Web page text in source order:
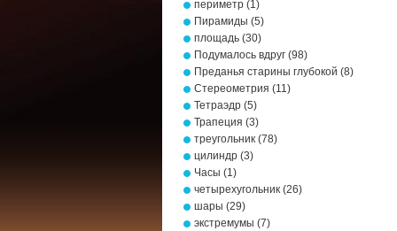
периметр (1)
Пирамиды (5)
площадь (30)
Подумалось вдруг (98)
Преданья старины глубокой (8)
Стереометрия (11)
Тетраэдр (5)
Трапеция (3)
треугольник (78)
цилиндр (3)
Часы (1)
четырехугольник (26)
шары (29)
экстремумы (7)